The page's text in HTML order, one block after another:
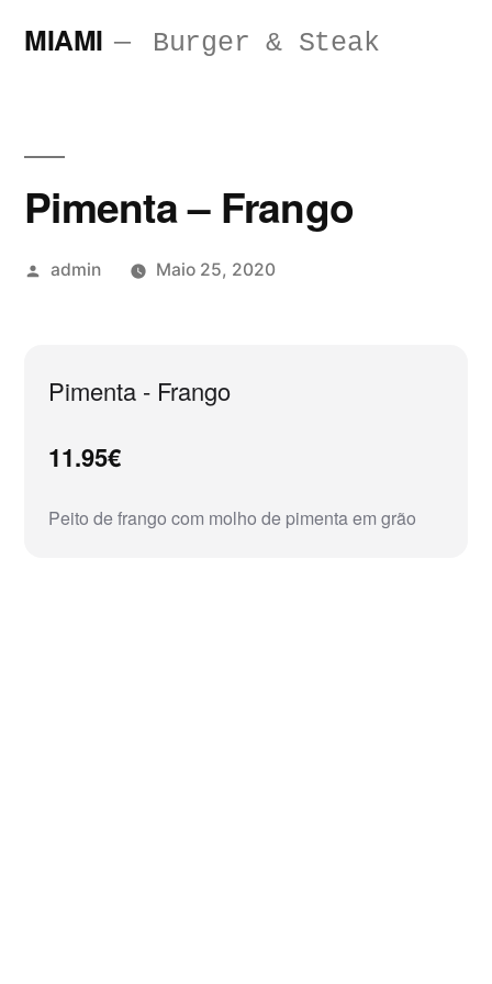
conteúdo
MIAMI Burger & Steak
Pimenta – Frango
Publicado
admin Maio 25, 2020
Pimenta - Frango
11.95€
Peito de frango com molho de pimenta em grão